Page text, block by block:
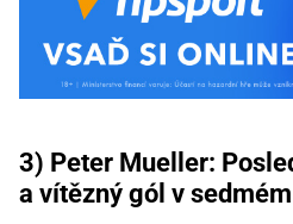
3) Peter Mueller:
a vítězný gól v